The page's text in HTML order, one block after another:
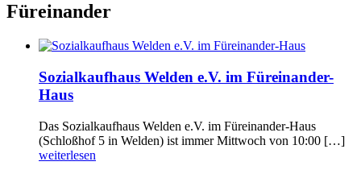
Füreinander
Sozialkaufhaus Welden e.V. im Füreinander-
Haus
Das Sozialkaufhaus Welden e.V. im Füreinander-Haus
(Schloßhof 5 in Welden) ist immer Mittwoch von 10:00 […]
weiterlesen